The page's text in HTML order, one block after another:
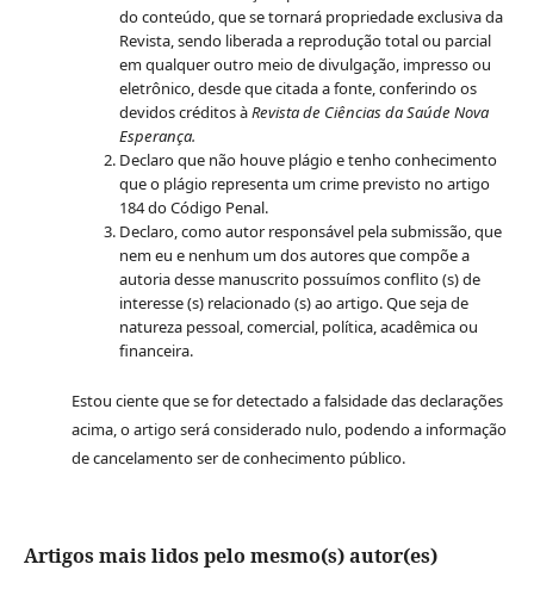
do conteúdo, que se tornará propriedade exclusiva da
Revista, sendo liberada a reprodução total ou parcial
em qualquer outro meio de divulgação, impresso ou
eletrônico, desde que citada a fonte, conferindo os
devidos créditos àRevista de Ciências da Saúde Nova
Esperança.
Declaro que não houve plágio e tenho conhecimento
que o plágio representa um crime previsto no artigo
184 do Código Penal.
Declaro, como autor responsável pela submissão, que
nem eu e nenhum um dos autores que compõe a
autoria desse manuscrito possuímos conflito (s) de
interesse (s) relacionado (s) ao artigo. Que seja de
natureza pessoal, comercial, política, acadêmica ou
financeira.
Estou ciente que se for detectado a falsidade das declarações
acima, o artigo será considerado nulo, podendo a informação
de cancelamento ser de conhecimento público.
Artigos mais lidos pelo mesmo(s) autor(es)